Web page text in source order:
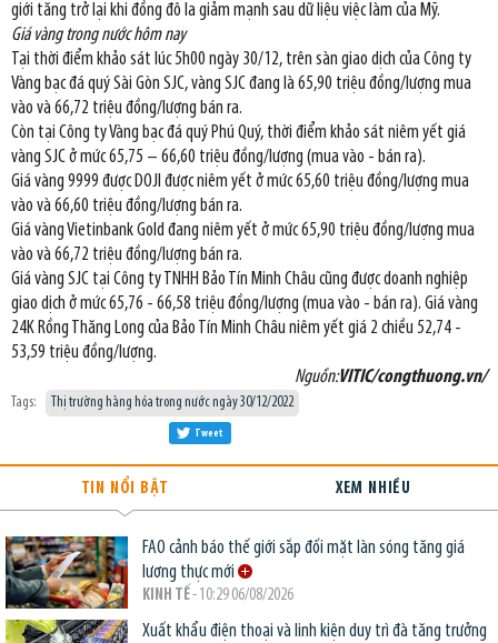
giới tăng trở lại khi đồng đô la giảm mạnh sau dữ liệu việc làm của Mỹ.
Giá vàng trong nước hôm nay
Tại thời điểm khảo sát lúc 5h00 ngày 30/12, trên sàn giao dịch của Công ty
Vàng bạc đá quý Sài Gòn SJC, vàng SJC đang là 65,90 triệu đồng/lượng mua
vào và 66,72 triệu đồng/lượng bán ra.
Còn tại Công ty Vàng bạc đá quý Phú Quý, thời điểm khảo sát niêm yết giá
vàng SJC ở mức 65,75 – 66,60 triệu đồng/lượng (mua vào - bán ra).
Giá vàng 9999 được DOJI được niêm yết ở mức 65,60 triệu đồng/lượng mua
vào và 66,60 triệu đồng/lượng bán ra.
Giá vàng Vietinbank Gold đang niêm yết ở mức 65,90 triệu đồng/lượng mua
vào và 66,72 triệu đồng/lượng bán ra.
Giá vàng SJC tại Công ty TNHH Bảo Tín Minh Châu cũng được doanh nghiệp
giao dịch ở mức 65,76 - 66,58 triệu đồng/lượng (mua vào - bán ra). Giá vàng
24K Rồng Thăng Long của Bảo Tín Minh Châu niêm yết giá 2 chiều 52,74 -
53,59 triệu đồng/lượng.
Nguồn:VITIC/congthuong.vn/
Tags: Thị trường hàng hóa trong nước ngày 30/12/2022
Tweet
TIN NỔI BẬT XEM NHIỀU
FAO cảnh báo thế giới sắp đối mặt làn sóng tăng giá
lương thực mới
KINH TẾ- 10:29 06/08/2026
Xuất khẩu điện thoại và linh kiện duy trì đà tăng trưởng